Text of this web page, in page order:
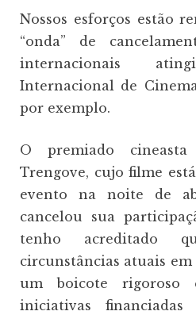
Nossos esforços estão
“onda” de
internacionais
Internacional de
por exemplo.
O premiado cineasta
Trengove, cujo filme
evento na noite de
cancelou sua
tenho acreditado
circunstâncias atuais
um boicote rigoroso
iniciativas